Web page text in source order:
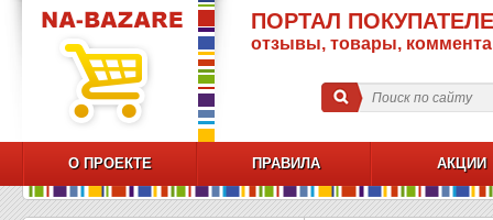
ПОРТАЛ
отзывы, товары,
О ПРОЕКТЕ ПРАВИЛА АКЦИИ